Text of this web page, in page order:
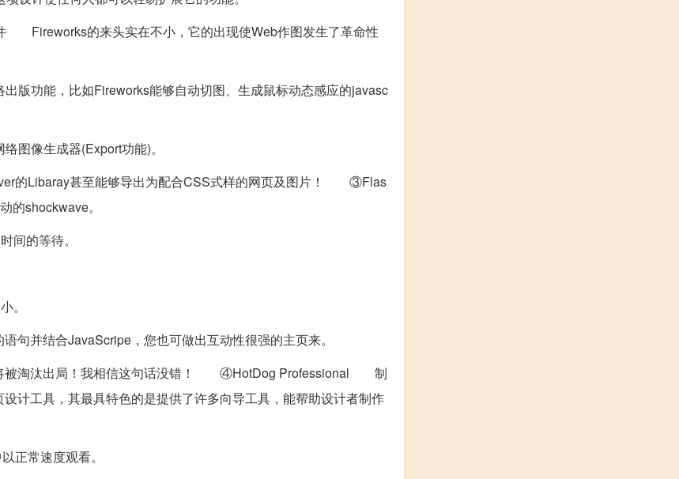
的来头实在不小，它的出现使Web作图发生了革命性
版功能，比如Fireworks能够自动切图、生成鼠标动态感应的javasc
图像生成器(Export功能)。
的Libaray甚至能够导出为配合CSS式样的网页及图片！ ③Flas
shockwave。
间的等待。
。
句并结合JavaScripe，您也可做出互动性很强的主页来。
将被淘汰出局！我相信这句话没错！ ④HotDog Professional 制
工具，其最具特色的是提供了许多向导工具，能帮助设计者制作
正常速度观看。